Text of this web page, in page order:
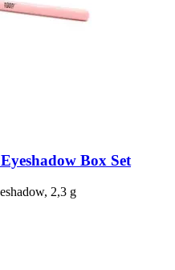
Box Set
2,3 g